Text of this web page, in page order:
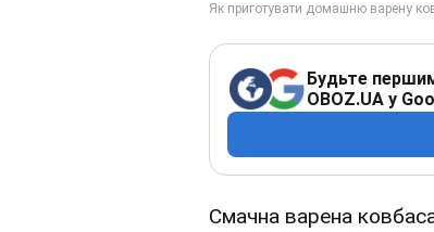
Будьте
OBOZ.UA у
Смачна варена